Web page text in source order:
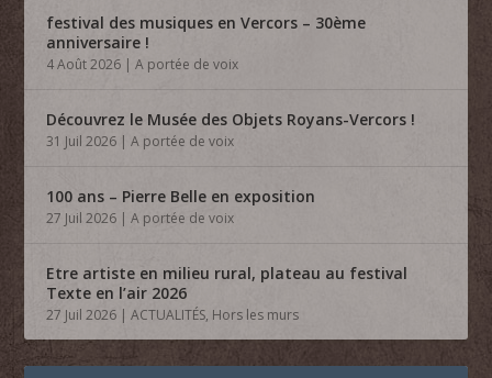
festival des musiques en Vercors – 30ème
anniversaire !
4 Août 2026 |A portée de voix
Découvrez le Musée des Objets Royans-Vercors !
31 Juil 2026 |A portée de voix
100 ans – Pierre Belle en exposition
27 Juil 2026 |A portée de voix
Etre artiste en milieu rural, plateau au festival
Texte en l’air 2026
27 Juil 2026 |ACTUALITÉS, Hors les murs